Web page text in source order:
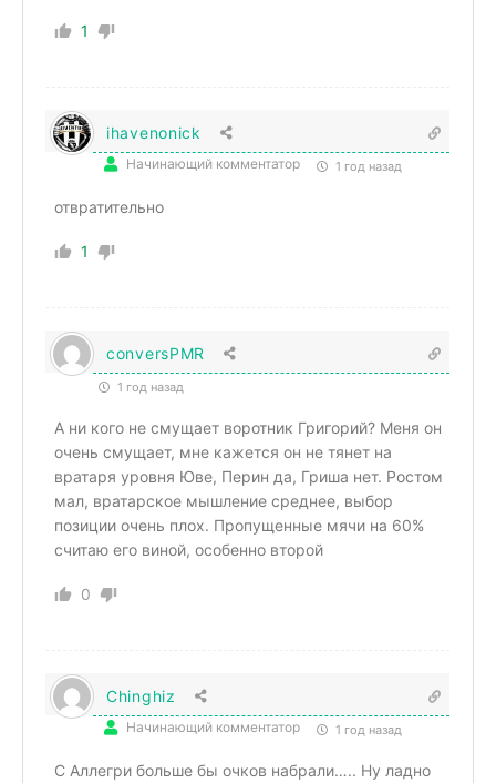
1
ihavenonick
Начинающий комментатор 1 год назад
отвратительно
1
conversPMR
1 год назад
А ни кого не смущает воротник Григорий? Меня он
очень смущает, мне кажется он не тянет на
вратаря уровня Юве, Перин да, Гриша нет. Ростом
мал, вратарское мышление среднее, выбор
позиции очень плох. Пропущенные мячи на 60%
считаю его виной, особенно второй
0
Chinghiz
Начинающий комментатор 1 год назад
С Аллегри больше бы очков набрали….. Ну ладно